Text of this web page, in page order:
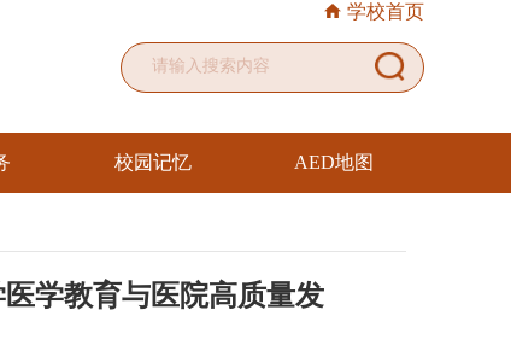
学校首页
校园记忆 AED地图
学教育与医院高质量发